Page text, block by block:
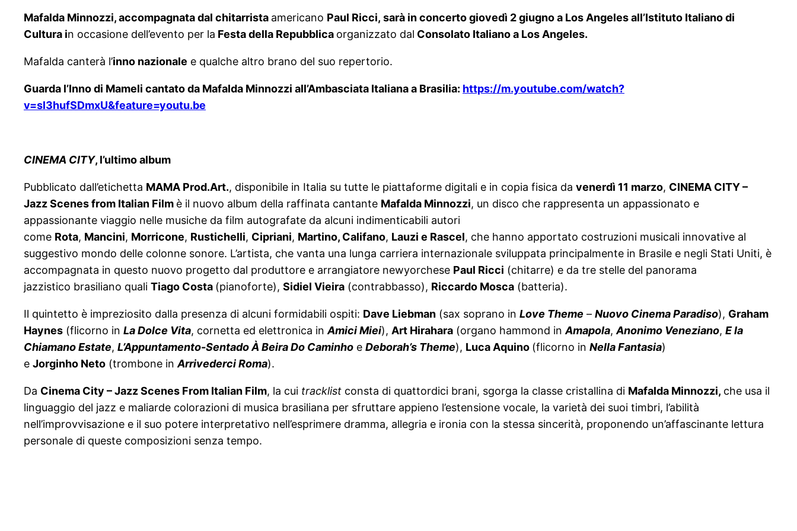
Mafalda Minnozzi, accompagnata dal chitarrista americano Paul Ricci, sarà in concertogiovedì 2 giugno a Los Angeles all’Istituto Italiano di
Cultura in occasione dell’evento per la Festa della Repubblica organizzato dal Consolato Italiano a Los Angeles.
Mafalda canterà l’inno nazionale e qualche altro brano del suo repertorio.
Guarda l’Inno di Mameli cantato da Mafalda Minnozzi all’Ambasciata Italiana a Brasilia: https://m.youtube.com/watch?
v=sl3hufSDmxU&feature=youtu.be
CINEMA CITY, l’ultimo album
Pubblicato dall’etichetta MAMA Prod.Art., disponibile in Italia su tutte le piattaforme digitali e in copia fisica da venerdì 11 marzo, CINEMA CITY–
Jazz Scenes from Italian Film è il nuovo album della raffinata cantante Mafalda Minnozzi, un disco che rappresenta un appassionato e
appassionante viaggio nelle musiche da film autografate da alcuni indimenticabili autori
come Rota, Mancini, Morricone, Rustichelli, Cipriani, Martino, Califano, Lauzi e Rascel, che hanno apportato costruzioni musicali innovative al
suggestivo mondo delle colonne sonore. L’artista, che vanta una lunga carriera internazionale sviluppata principalmente in Brasile e negli Stati Uniti, è
accompagnata in questo nuovo progetto dal produttore e arrangiatore newyorchese Paul Ricci (chitarre) e da tre stelle del panorama
jazzistico brasiliano quali Tiago Costa (pianoforte), Sidiel Vieira (contrabbasso), Riccardo Mosca (batteria).
Il quintetto è impreziosito dalla presenza di alcuni formidabili ospiti: Dave Liebman (sax soprano in Love Theme – Nuovo Cinema Paradiso), Graham
Haynes (flicorno in La Dolce Vita, cornetta ed elettronica inAmici Miei), Art Hirahara (organo hammond inAmapola,Anonimo Veneziano, E la
Chiamano Estate, L’Appuntamento-Sentado À Beira Do Caminho e Deborah’s Theme), Luca Aquino (flicorno in Nella Fantasia)
e Jorginho Neto (trombone inArrivederci Roma).
Da Cinema City – Jazz Scenes From Italian Film, la cui tracklist consta di quattordici brani, sgorga la classe cristallina di Mafalda Minnozzi, che usa il
linguaggio del jazz e maliarde colorazioni di musica brasiliana per sfruttare appieno l’estensione vocale, la varietà dei suoi timbri, l’abilità
nell’improvvisazione e il suo potere interpretativo nell’esprimere dramma, allegria e ironia con la stessa sincerità, proponendo un’affascinante lettura
personale di queste composizioni senza tempo.